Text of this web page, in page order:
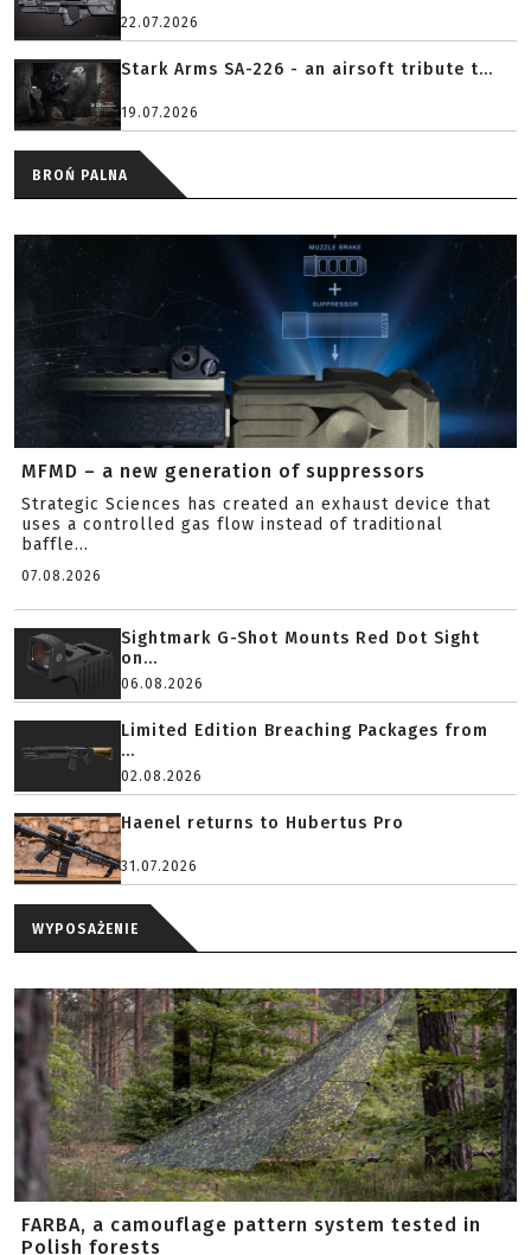
22.07.2026
Stark Arms SA-226 - an airsoft tribute t...
19.07.2026
BROŃ PALNA
MFMD – a new generation of suppressors
Strategic Sciences has created an exhaust device that
uses a controlled gas flow instead of traditional
baffle...
07.08.2026
Sightmark G-Shot Mounts Red Dot Sight
on...
06.08.2026
Limited Edition Breaching Packages from
...
02.08.2026
Haenel returns to Hubertus Pro
31.07.2026
WYPOSAŻENIE
FARBA, a camouflage pattern system tested in
Polish forests